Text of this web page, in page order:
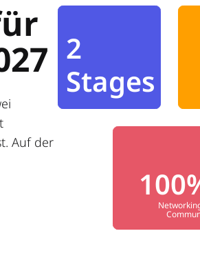
Auf der
2
Stages